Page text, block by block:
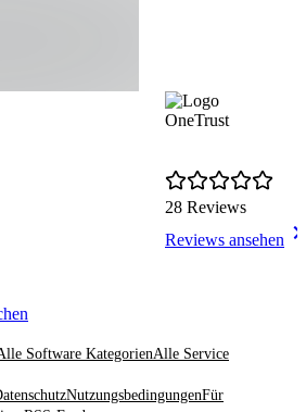
OneTrust
28 Reviews
Reviews ansehen
Software KategorienAlle Service
NutzungsbedingungenFür